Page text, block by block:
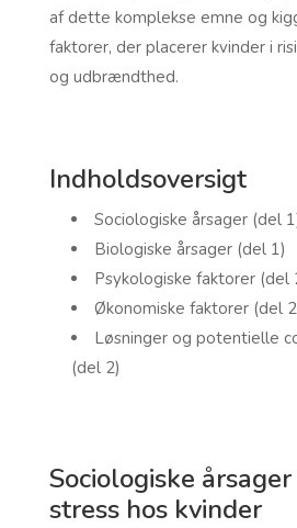
af dette komplekse emne og
faktorer, der placerer kvinder i
og udbrændthed.
Indholdsoversigt
Sociologiske årsager (del
Biologiske årsager (del 1)
Psykologiske faktorer (del
Økonomiske faktorer (del
Løsninger og potentielle
(del 2)
Sociologiske
stress hos kvinder